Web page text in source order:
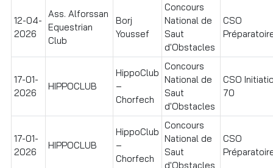
12-04-
2026
Ass. Alforssan
Equestrian
Club
Borj
Youssef
Concours
National de
Saut
d'Obstacles
CSO
17-01-
2026
HIPPOCLUB
HippoClub
–
Chorfech
Concours
National de
Saut
d'Obstacles
CSO
70
17-01-
2026
HIPPOCLUB
HippoClub
–
Chorfech
Concours
National de
Saut
d'Obstacles
CSO